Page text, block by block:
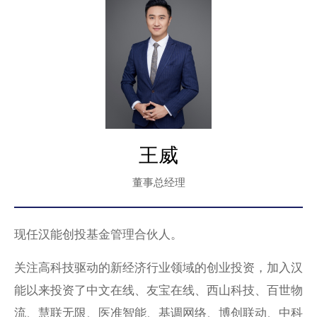
王威
董事总经理
现任汉能创投基金管理合伙人。
关注高科技驱动的新经济行业领域的创业投资，加入汉
能以来投资了中文在线、友宝在线、西山科技、百世物
流、慧联无限、医准智能、基调网络、博创联动、中科